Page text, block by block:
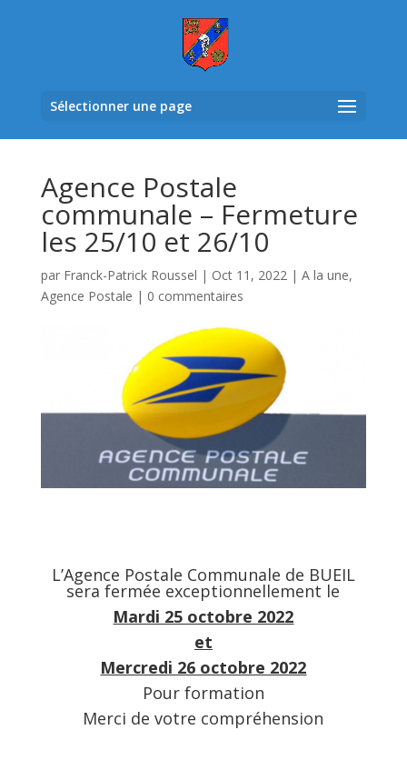
Sélectionner une page
Agence Postale
communale – Fermeture
les 25/10 et 26/10
par Franck-Patrick Roussel | Oct 11, 2022| A la une,
Agence Postale | 0 commentaires
L’Agence Postale Communale de BUEIL
sera fermée exceptionnellement le
Mardi 25 octobre 2022
et
Mercredi 26 octobre 2022
Pour formation
Merci de votre compréhension